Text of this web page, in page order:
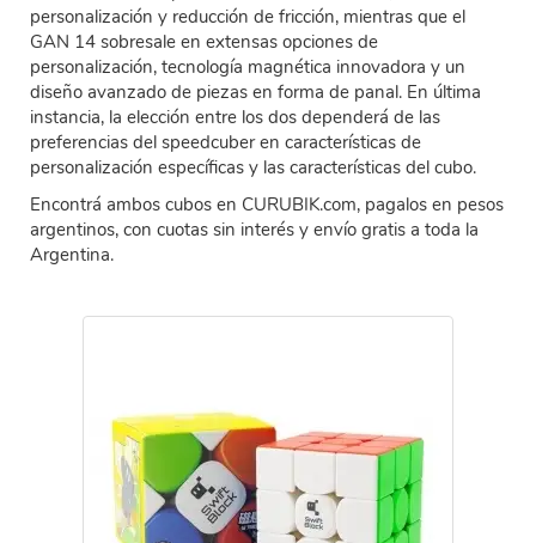
personalización y reducción de fricción, mientras que el
GAN 14 sobresale en extensas opciones de
personalización, tecnología magnética innovadora y un
diseño avanzado de piezas en forma de panal. En última
instancia, la elección entre los dos dependerá de las
preferencias del speedcuber en características de
personalización específicas y las características del cubo.
Encontrá ambos cubos en CURUBIK.com, pagalos en pesos
argentinos, con cuotas sin interés y envío gratis a toda la
Argentina.